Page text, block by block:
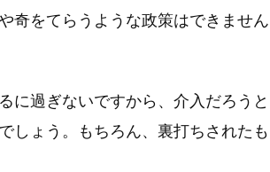
奇をてらうような政策はできません
に過ぎないですから、介入だろうと
しょう。もちろん、裏打ちされたも